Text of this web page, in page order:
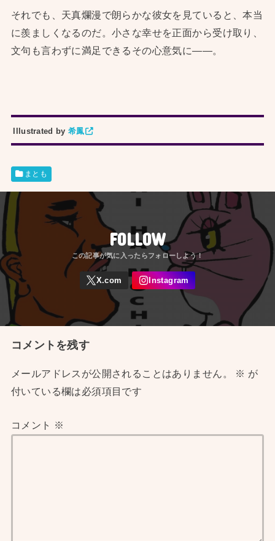
それでも、天真爛漫で朗らかな彼女を見ていると、本当
に羨ましくなるのだ。小さな幸せを正面から受け取り、
文句も言わずに満足できるその心意気に——。
Illustrated by 希鳳
まとも
FOLLOW
コメントを残す
メールアドレスが公開されることはありません。 ※ が
付いている欄は必須項目です
コメント ※